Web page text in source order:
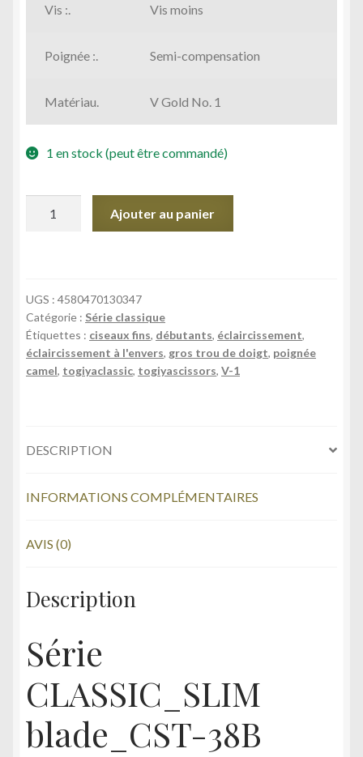
Vis :. Vis moins
Poignée :. Semi-compensation
Matériau. V Gold No. 1
1 en stock (peut être commandé)
Ajouter au panier
UGS : 4580470130347
Catégorie : Série classique
Étiquettes : ciseaux fins, débutants, éclaircissement,
éclaircissement à l'envers, gros trou de doigt, poignée
camel, togiyaclassic, togiyascissors, V-1
DESCRIPTION
INFORMATIONS COMPLÉMENTAIRES
AVIS (0)
Description
Série
CLASSIC_SLIM
blade_CST-38B